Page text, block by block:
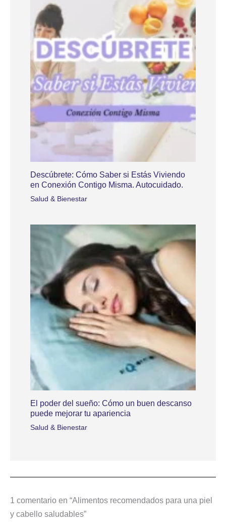
Descúbrete: Cómo Saber si Estás Viviendo
en Conexión Contigo Misma. Autocuidado.
Salud & Bienestar
El poder del sueño: Cómo un buen descanso
puede mejorar tu apariencia
Salud & Bienestar
1 comentario en “Alimentos recomendados para una piel
y cabello saludables”